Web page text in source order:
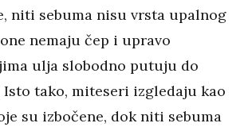
niti sebuma nisu vrsta upalnog
nemaju čep i upravo
ulja slobodno putuju do
Isto tako, miteseri izgledaju kao
su izbočene, dok niti sebuma